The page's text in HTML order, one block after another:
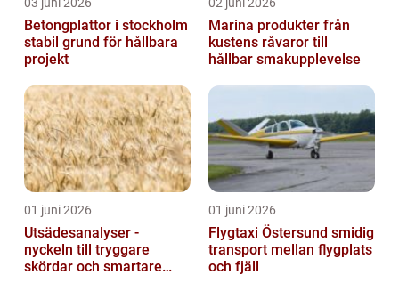
03 juni 2026
Betongplattor i stockholm
stabil grund för hållbara
projekt
02 juni 2026
Marina produkter från
kustens råvaror till
hållbar smakupplevelse
01 juni 2026
Utsädesanalyser -
nyckeln till tryggare
skördar och smartare
01 juni 2026
Flygtaxi Östersund smidig
transport mellan flygplats
och fjäll